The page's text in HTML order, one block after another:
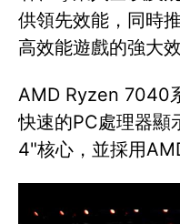
供領先效能，同時
高效能遊戲的強大
AMD Ryzen 7040
快速的PC處理器顯
4"核心，並採用